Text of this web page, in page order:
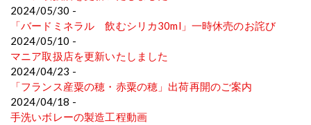
2024/05/30 -
「バードミネラル 飲むシリカ30ml」一時休売のお詫び
2024/05/10 -
マニア取扱店を更新いたしました
2024/04/23 -
「フランス産粟の穂・赤粟の穂」出荷再開のご案内
2024/04/18 -
手洗いボレーの製造工程動画